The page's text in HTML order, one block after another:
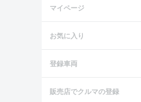
マイページ
お気に入り
登録車両
販売店でクルマの登録